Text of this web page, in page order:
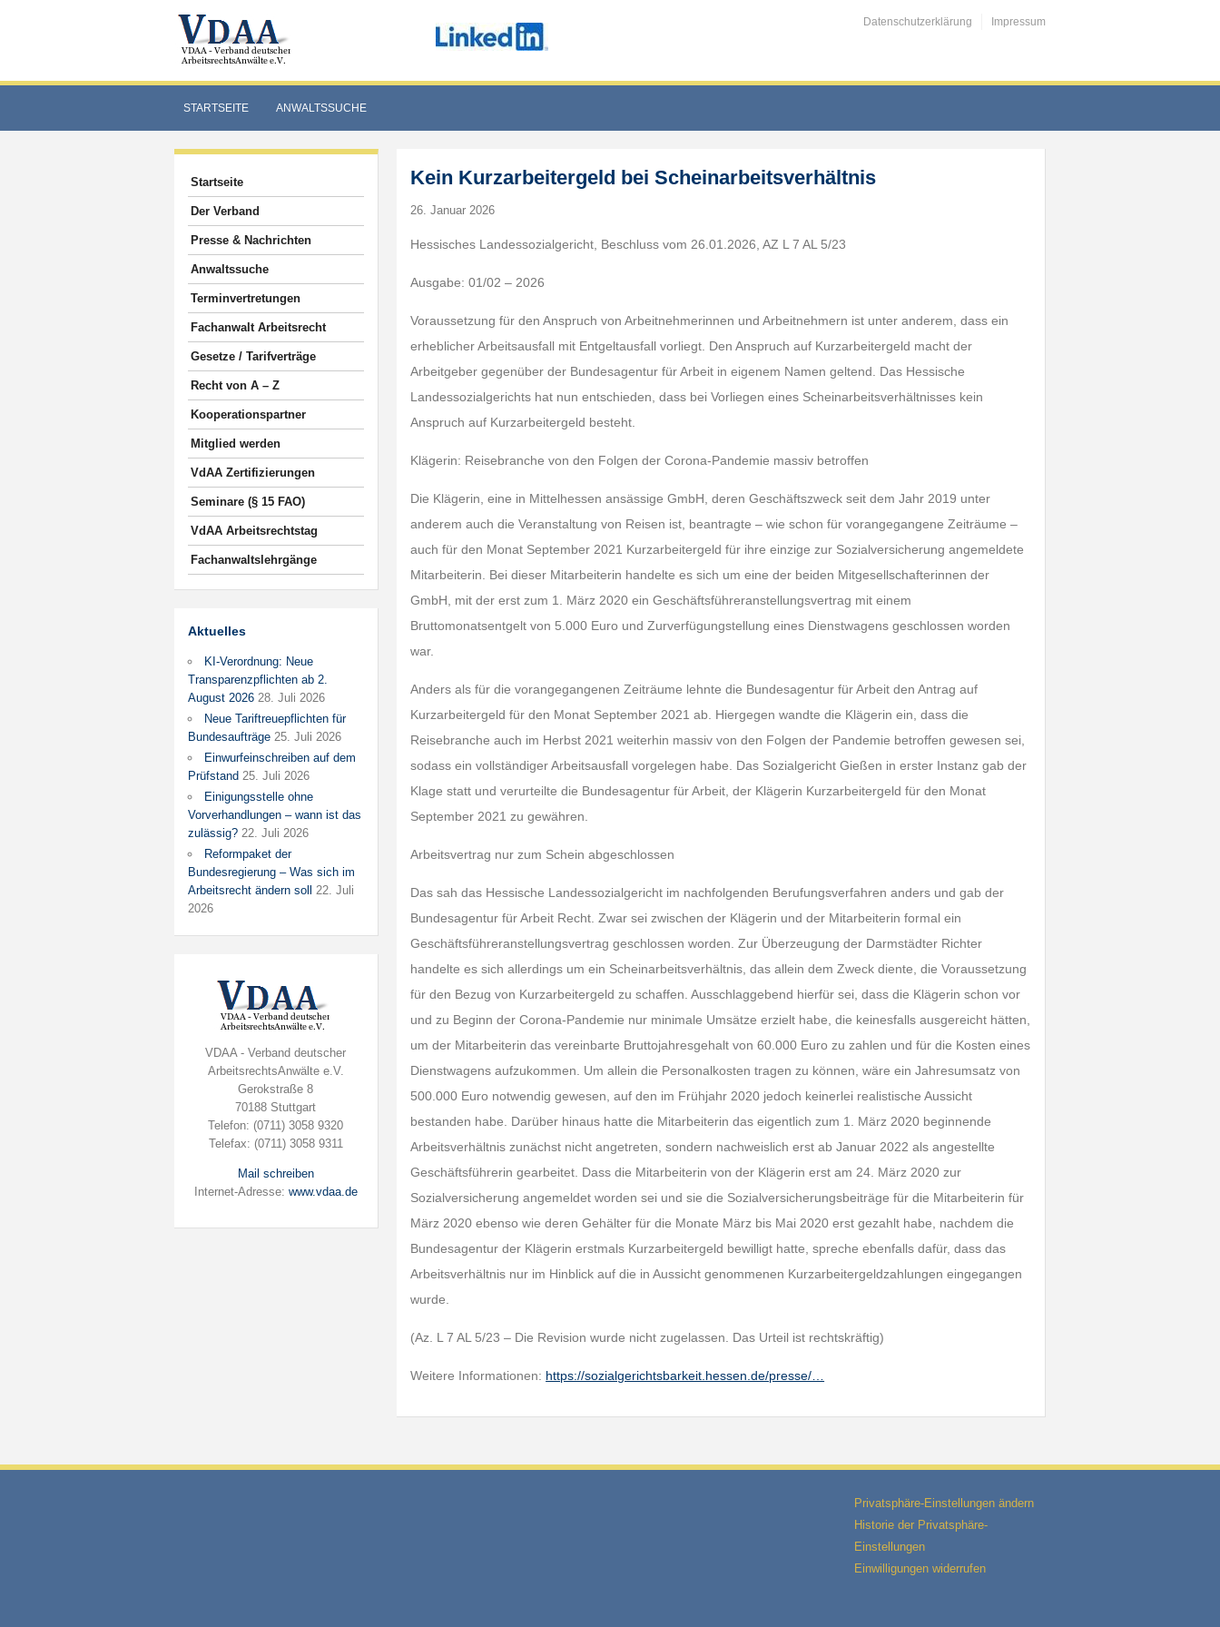
Datenschutzerklärung Impressum
STARTSEITE ANWALTSSUCHE
Startseite
Der Verband
Presse & Nachrichten
Anwaltssuche
Terminvertretungen
Fachanwalt Arbeitsrecht
Gesetze / Tarifverträge
Recht von A – Z
Kooperationspartner
Mitglied werden
VdAA Zertifizierungen
Seminare (§ 15 FAO)
VdAA Arbeitsrechtstag
Fachanwaltslehrgänge
Aktuelles
KI-Verordnung: Neue
Transparenzpflichten ab 2.
August 2026 28. Juli 2026
Neue Tariftreuepflichten für
Bundesaufträge 25. Juli 2026
Einwurfeinschreiben auf dem
Prüfstand 25. Juli 2026
Einigungsstelle ohne
Vorverhandlungen – wann ist das
zulässig? 22. Juli 2026
Reformpaket der
Bundesregierung – Was sich im
Arbeitsrecht ändern soll
22. Juli
2026
VDAA - Verband deutscher
ArbeitsrechtsAnwälte e.V.
Gerokstraße 8
70188 Stuttgart
Telefon: (0711) 3058 9320
Telefax: (0711) 3058 9311
Mail schreiben
Internet-Adresse: www.vdaa.de
Kein Kurzarbeitergeld bei Scheinarbeitsverhältnis
26. Januar 2026
Hessisches Landessozialgericht, Beschluss vom 26.01.2026, AZ L 7 AL 5/23
Ausgabe: 01/02 – 2026
Voraussetzung für den Anspruch von Arbeitnehmerinnen und Arbeitnehmern ist unter anderem, dass ein
erheblicher Arbeitsausfall mit Entgeltausfall vorliegt. Den Anspruch auf Kurzarbeitergeld macht der
Arbeitgeber gegenüber der Bundesagentur für Arbeit in eigenem Namen geltend. Das Hessische
Landessozialgerichts hat nun entschieden, dass bei Vorliegen eines Scheinarbeitsverhältnisses kein
Anspruch auf Kurzarbeitergeld besteht.
Klägerin: Reisebranche von den Folgen der Corona-Pandemie massiv betroffen
Die Klägerin, eine in Mittelhessen ansässige GmbH, deren Geschäftszweck seit dem Jahr 2019 unter
anderem auch die Veranstaltung von Reisen ist, beantragte – wie schon für vorangegangene Zeiträume –
auch für den Monat September 2021 Kurzarbeitergeld für ihre einzige zur Sozialversicherung angemeldete
Mitarbeiterin. Bei dieser Mitarbeiterin handelte es sich um eine der beiden Mitgesellschafterinnen der
GmbH, mit der erst zum 1. März 2020 ein Geschäftsführeranstellungsvertrag mit einem
Bruttomonatsentgelt von 5.000 Euro und Zurverfügungstellung eines Dienstwagens geschlossen worden
war.
Anders als für die vorangegangenen Zeiträume lehnte die Bundesagentur für Arbeit den Antrag auf
Kurzarbeitergeld für den Monat September 2021 ab. Hiergegen wandte die Klägerin ein, dass die
Reisebranche auch im Herbst 2021 weiterhin massiv von den Folgen der Pandemie betroffen gewesen sei,
sodass ein vollständiger Arbeitsausfall vorgelegen habe. Das Sozialgericht Gießen in erster Instanz gab der
Klage statt und verurteilte die Bundesagentur für Arbeit, der Klägerin Kurzarbeitergeld für den Monat
September 2021 zu gewähren.
Arbeitsvertrag nur zum Schein abgeschlossen
Das sah das Hessische Landessozialgericht im nachfolgenden Berufungsverfahren anders und gab der
Bundesagentur für Arbeit Recht. Zwar sei zwischen der Klägerin und der Mitarbeiterin formal ein
Geschäftsführeranstellungsvertrag geschlossen worden. Zur Überzeugung der Darmstädter Richter
handelte es sich allerdings um ein Scheinarbeitsverhältnis, das allein dem Zweck diente, die Voraussetzung
für den Bezug von Kurzarbeitergeld zu schaffen. Ausschlaggebend hierfür sei, dass die Klägerin schon vor
und zu Beginn der Corona-Pandemie nur minimale Umsätze erzielt habe, die keinesfalls ausgereicht hätten,
um der Mitarbeiterin das vereinbarte Bruttojahresgehalt von 60.000 Euro zu zahlen und für die Kosten eines
Dienstwagens aufzukommen. Um allein die Personalkosten tragen zu können, wäre ein Jahresumsatz von
500.000 Euro notwendig gewesen, auf den im Frühjahr 2020 jedoch keinerlei realistische Aussicht
bestanden habe. Darüber hinaus hatte die Mitarbeiterin das eigentlich zum 1. März 2020 beginnende
Arbeitsverhältnis zunächst nicht angetreten, sondern nachweislich erst ab Januar 2022 als angestellte
Geschäftsführerin gearbeitet. Dass die Mitarbeiterin von der Klägerin erst am 24. März 2020 zur
Sozialversicherung angemeldet worden sei und sie die Sozialversicherungsbeiträge für die Mitarbeiterin für
März 2020 ebenso wie deren Gehälter für die Monate März bis Mai 2020 erst gezahlt habe, nachdem die
Bundesagentur der Klägerin erstmals Kurzarbeitergeld bewilligt hatte, spreche ebenfalls dafür, dass das
Arbeitsverhältnis nur im Hinblick auf die in Aussicht genommenen Kurzarbeitergeldzahlungen eingegangen
wurde.
(Az. L 7 AL 5/23 – Die Revision wurde nicht zugelassen. Das Urteil ist rechtskräftig)
Weitere Informationen: https://sozialgerichtsbarkeit.hessen.de/presse/…
Privatsphäre-Einstellungen ändern
Historie der Privatsphäre-
Einstellungen
Einwilligungen widerrufen